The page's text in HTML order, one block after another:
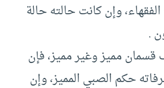
وإن كانت حالته حالة
.‏
قسمان مميز وغير مميز، فإن
حكم الصبي المميز، وإن